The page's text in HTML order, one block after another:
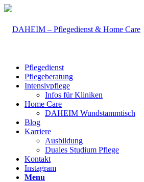
Pflegedienst
Pflegeberatung
Intensivpflege
Infos für Kliniken
Home Care
DAHEIM Wundstammtisch
Blog
Karriere
Ausbildung
Duales Studium Pflege
Kontakt
Instagram
Menu